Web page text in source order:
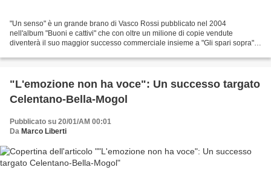
"Un senso" è un grande brano di Vasco Rossi pubblicato nel 2004
nell'album "Buoni e cattivi" che con oltre un milione di copie vendute
diventerà il suo maggior successo commerciale insieme a "Gli spari sopra"
"L'emozione non ha voce": Un successo targato
Celentano-Bella-Mogol
Pubblicato su 20/01/AM 00:01
Da Marco Liberti